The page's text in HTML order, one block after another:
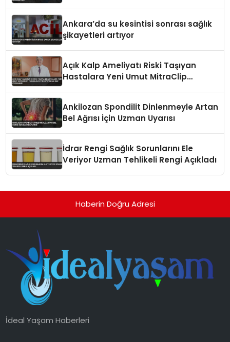
Ankara’da su kesintisi sonrası sağlık
şikayetleri artıyor
Açık Kalp Ameliyatı Riski Taşıyan
Hastalara Yeni Umut MitraClip
Ankilozan Spondilit Dinlenmeyle Artan
Bel Ağrısı İçin Uzman Uyarısı
İdrar Rengi Sağlık Sorunlarını Ele
Veriyor Uzman Tehlikeli Rengi Açıkladı
Haberin Doğru Adresi
İdeal Yaşam Haberleri